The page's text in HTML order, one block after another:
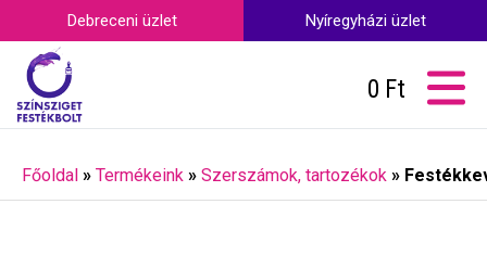
Debreceni üzlet Nyíregyházi üzlet
0 Ft
Főoldal » Termékeink » Szerszámok, tartozékok »